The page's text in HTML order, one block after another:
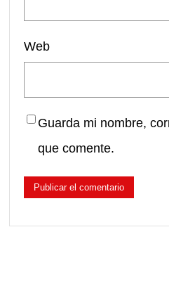
Web
Guarda mi nombre,
que comente.